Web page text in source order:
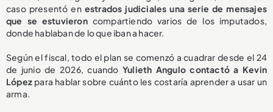
caso presentó en estrados judiciales una serie de mensajes
que se estuvieroncompartiendo varios de los imputados,
donde hablaban de lo que iban a hacer.
Según el fiscal, todo el plan se comenzó a cuadrar desde el 24
de junio de 2026, cuando Yulieth Angulo contactó a Kevin
López para hablar sobre cuánto les costaría aprender a usar un
arma.